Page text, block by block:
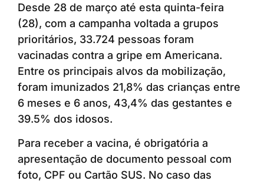
Desde 28 de março até esta quinta-feira
(28), com a campanha voltada a grupos
prioritários, 33.724 pessoas foram
vacinadas contra a gripe em Americana.
Entre os principais alvos da mobilização,
foram imunizados 21,8% das crianças entre
6 meses e 6 anos, 43,4% das gestantes e
39.5% dos idosos.
Para receber a vacina, é obrigatória a
apresentação de documento pessoal com
foto, CPF ou Cartão SUS. No caso das